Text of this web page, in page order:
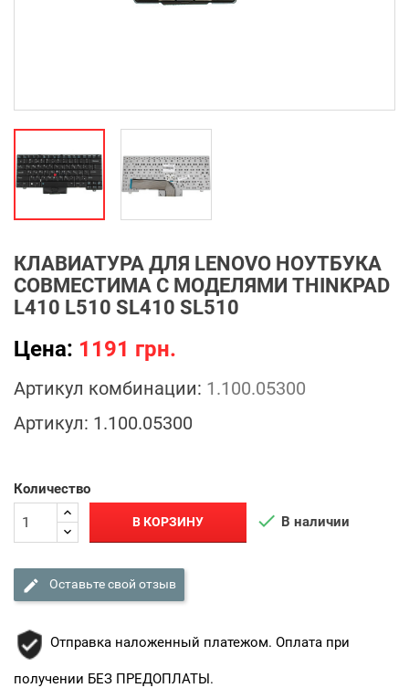
КЛАВИАТУРА ДЛЯ LENOVO НОУТБУКА
СОВМЕСТИМА С МОДЕЛЯМИ THINKPAD
L410 L510 SL410 SL510
Цена: 1191 грн.
Артикул комбинации: 1.100.05300
Артикул: 1.100.05300
Количество
В КОРЗИНУ  В наличии
Оставьте свой отзыв
Отправка наложенный платежом. Оплата при
получении БЕЗ ПРЕДОПЛАТЫ.